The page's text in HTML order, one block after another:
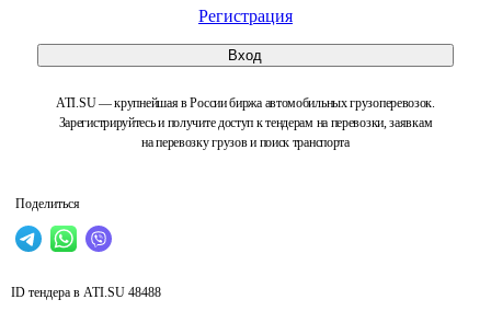
Регистрация
Вход
ATI.SU — крупнейшая в России биржа автомобильных грузоперевозок.
Зарегистрируйтесь и получите доступ к тендерам на перевозки, заявкам
на перевозку грузов и поиск транспорта
Поделиться
ID тендера в ATI.SU 48488